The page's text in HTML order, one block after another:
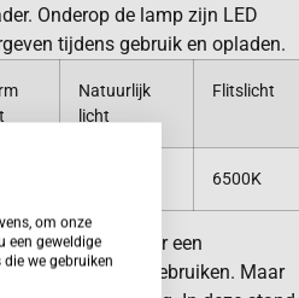
Onderop de lamp zijn LED
tijdens gebruik en opladen.
Natuurlijk
licht
Flitslicht
6500K
kunt kiezen voor een
zaklamp kunt gebruiken. Maar
om onze
een geweldige
we gebruiken